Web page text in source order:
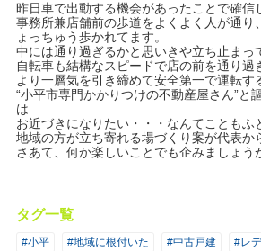
昨日車で出動する機会があったことで確信
事務所兼店舗前の歩道をよくよく人が通り
ょっちゅう歩かれてます。
中には通り過ぎるかと思いきや立ち止まっ
自転車も結構なスピードで店の前を通り過
より一層気を引き締めて安全第一で運転す
“小平市専門かかりつけの不動産屋さん”と
は
お近づきになりたい・・・なんてこともふ
地域の方が立ち寄れる場づくり案が代表か
さあて、何か楽しいことでも企みましょう
タグ一覧
#小平 #地域に根付いた #中古戸建 #レ